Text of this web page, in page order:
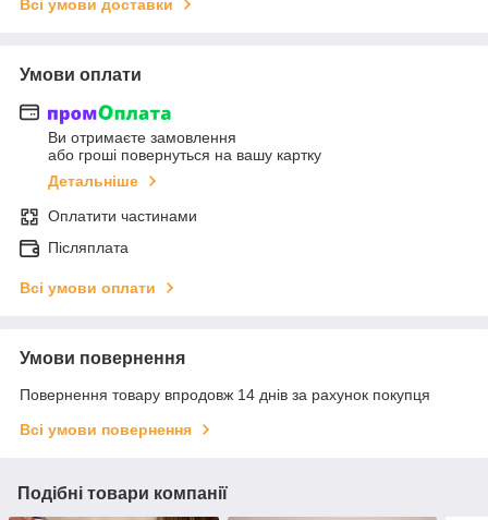
Всі умови доставки
Умови оплати
Ви отримаєте замовлення
або гроші повернуться на вашу картку
Детальніше
Оплатити частинами
Післяплата
Всі умови оплати
Умови повернення
Повернення товару впродовж 14 днів за рахунок покупця
Всі умови повернення
Подібні товари компанії